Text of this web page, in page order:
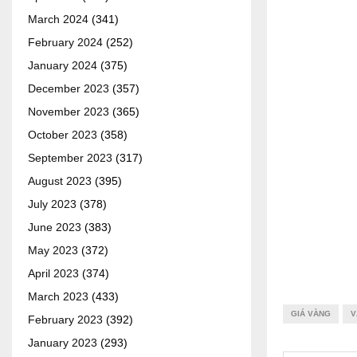
GIÁ VÀNG
March 2024 (341)
February 2024 (252)
January 2024 (375)
December 2023 (357)
November 2023 (365)
October 2023 (358)
September 2023 (317)
August 2023 (395)
July 2023 (378)
June 2023 (383)
May 2023 (372)
April 2023 (374)
March 2023 (433)
February 2023 (392)
January 2023 (293)